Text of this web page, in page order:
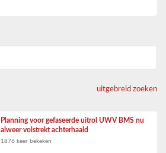
uitgebreid zoeken
Planning voor gefaseerde uitrol UWV BMS nu
alweer volstrekt achterhaald
1876 keer bekeken